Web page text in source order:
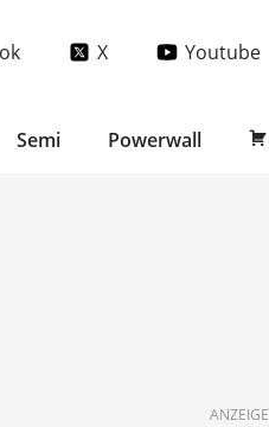
X Youtube
Semi Powerwall
ANZEIGE